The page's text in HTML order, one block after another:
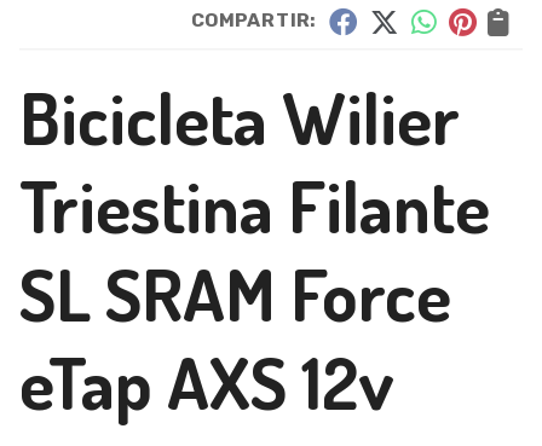
COMPARTIR:
Bicicleta Wilier
Triestina Filante
SL SRAM Force
eTap AXS 12v